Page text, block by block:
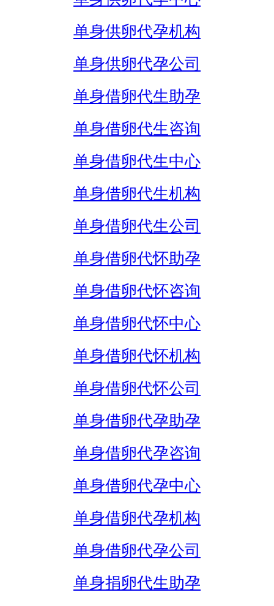
单身供卵代孕机构
单身供卵代孕公司
单身借卵代生助孕
单身借卵代生咨询
单身借卵代生中心
单身借卵代生机构
单身借卵代生公司
单身借卵代怀助孕
单身借卵代怀咨询
单身借卵代怀中心
单身借卵代怀机构
单身借卵代怀公司
单身借卵代孕助孕
单身借卵代孕咨询
单身借卵代孕中心
单身借卵代孕机构
单身借卵代孕公司
单身捐卵代生助孕